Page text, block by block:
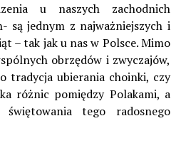
u naszych zachodnich
są jednym z najważniejszych i
– tak jak u nas w Polsce. Mimo
obrzędów i zwyczajów,
tradycja ubierania choinki, czy
różnic pomiędzy Polakami, a
tego radosnego